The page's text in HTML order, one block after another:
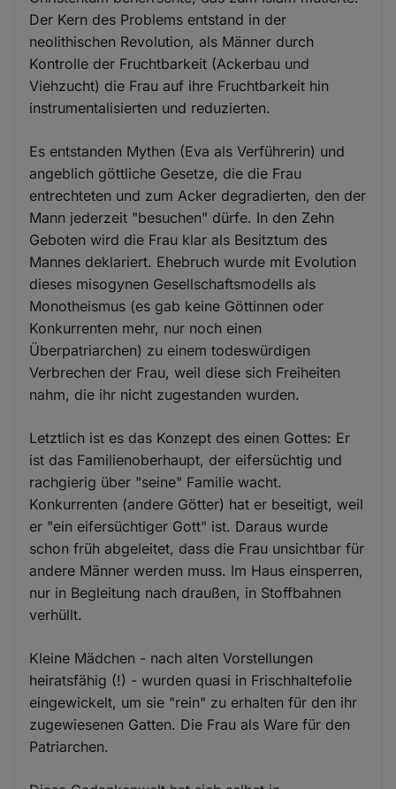
Der Kern des Problems entstand in der
neolithischen Revolution, als Männer durch
Kontrolle der Fruchtbarkeit (Ackerbau und
Viehzucht) die Frau auf ihre Fruchtbarkeit hin
instrumentalisierten und reduzierten.
Es entstanden Mythen (Eva als Verführerin) und
angeblich göttliche Gesetze, die die Frau
entrechteten und zum Acker degradierten, den der
Mann jederzeit "besuchen" dürfe. In den Zehn
Geboten wird die Frau klar als Besitztum des
Mannes deklariert. Ehebruch wurde mit Evolution
dieses misogynen Gesellschaftsmodells als
Monotheismus (es gab keine Göttinnen oder
Konkurrenten mehr, nur noch einen
Überpatriarchen) zu einem todeswürdigen
Verbrechen der Frau, weil diese sich Freiheiten
nahm, die ihr nicht zugestanden wurden.
Letztlich ist es das Konzept des einen Gottes: Er
ist das Familienoberhaupt, der eifersüchtig und
rachgierig über "seine" Familie wacht.
Konkurrenten (andere Götter) hat er beseitigt, weil
er "ein eifersüchtiger Gott" ist. Daraus wurde
schon früh abgeleitet, dass die Frau unsichtbar für
andere Männer werden muss. Im Haus einsperren,
nur in Begleitung nach draußen, in Stoffbahnen
verhüllt.
Kleine Mädchen - nach alten Vorstellungen
heiratsfähig (!) - wurden quasi in Frischhaltefolie
eingewickelt, um sie "rein" zu erhalten für den ihr
zugewiesenen Gatten. Die Frau als Ware für den
Patriarchen.